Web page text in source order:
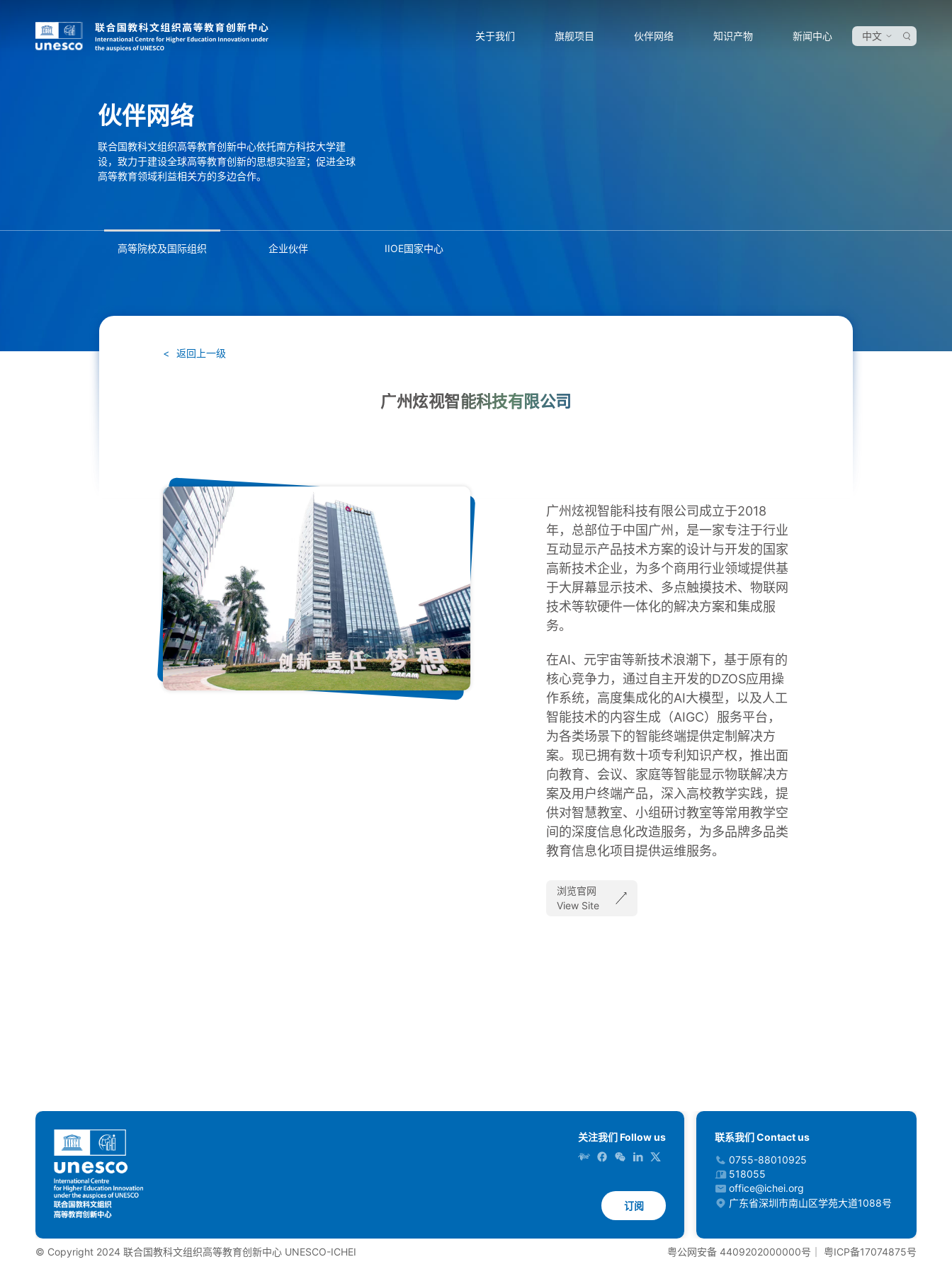
中文
关于我们 旗舰项目 伙伴网络 知识产物 新闻中心
伙伴网络
联合国教科文组织高等教育创新中心依托南方科技大学建
设，致力于建设全球高等教育创新的思想实验室；促进全球
高等教育领域利益相关方的多边合作。
高等院校及国际组织 企业伙伴 IIOE国家中心
返回上一级
广州炫视智能科技有限公司
广州炫视智能科技有限公司成立于2018
年，总部位于中国广州，是一家专注于行业
互动显示产品技术方案的设计与开发的国家
高新技术企业，为多个商用行业领域提供基
于大屏幕显示技术、多点触摸技术、物联网
技术等软硬件一体化的解决方案和集成服
务。
在AI、元宇宙等新技术浪潮下，基于原有的
核心竞争力，通过自主开发的DZOS应用操
作系统，高度集成化的AI大模型，以及人工
智能技术的内容生成（AIGC）服务平台，
为各类场景下的智能终端提供定制解决方
案。现已拥有数十项专利知识产权，推出面
向教育、会议、家庭等智能显示物联解决方
案及用户终端产品，深入高校教学实践，提
供对智慧教室、小组研讨教室等常用教学空
间的深度信息化改造服务，为多品牌多品类
教育信息化项目提供运维服务。
浏览官网
View Site
关注我们 Follow us
订阅
联系我们 Contact us
0755-88010925
518055
office@ichei.org
广东省深圳市南山区学苑大道1088号
©️ Copyright 2024 联合国教科文组织高等教育创新中心 UNESCO-ICHEI 粤公网安备 4409202000000号 ｜粤ICP备17074875号